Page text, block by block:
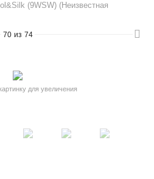
(9WSW) (Неизвестная
70 из 74
для увеличения